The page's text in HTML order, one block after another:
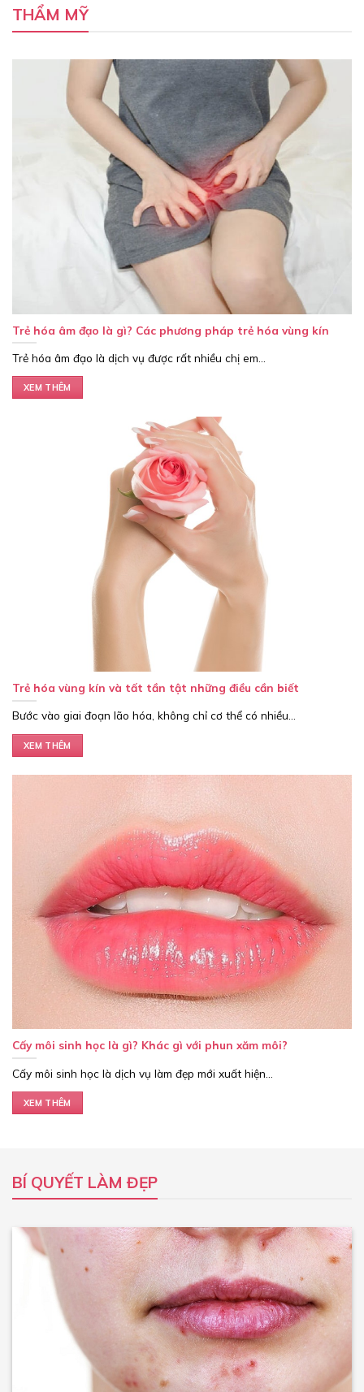
THẨM MỸ
Trẻ hóa âm đạo là gì? Các phương pháp trẻ hóa vùng kín
Trẻ hóa âm đạo là dịch vụ được rất nhiều chị em...
XEM THÊM
Trẻ hóa vùng kín và tất tần tật những điều cần biết
Bước vào giai đoạn lão hóa, không chỉ cơ thể có nhiều...
XEM THÊM
Cấy môi sinh học là gì? Khác gì với phun xăm môi?
Cấy môi sinh học là dịch vụ làm đẹp mới xuất hiện...
XEM THÊM
BÍ QUYẾT LÀM ĐẸP